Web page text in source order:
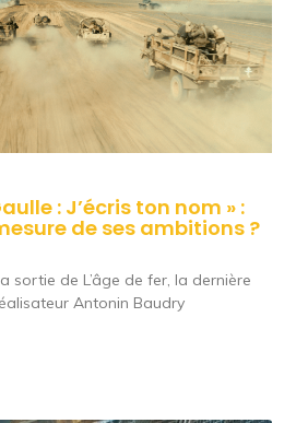
: J’écris ton nom » :
de ses ambitions ?
sortie de L’âge de fer, la dernière
Antonin Baudry